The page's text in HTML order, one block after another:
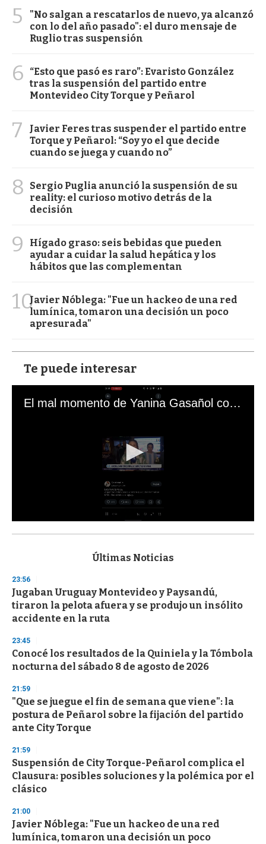
5
"No salgan a rescatarlos de nuevo, ya alcanzó
con lo del año pasado": el duro mensaje de
Ruglio tras suspensión
6
“Esto que pasó es raro”: Evaristo González
tras la suspensión del partido entre
Montevideo City Torque y Peñarol
7
Javier Feres tras suspender el partido entre
Torque y Peñarol: “Soy yo el que decide
cuando se juega y cuando no”
8
Sergio Puglia anunció la suspensión de su
reality: el curioso motivo detrás de la
decisión
9
Hígado graso: seis bebidas que pueden
ayudar a cuidar la salud hepática y los
hábitos que las complementan
10Javier Nóblega: "Fue un hackeo de una red
lumínica, tomaron una decisión un poco
apresurada"
Te puede interesar
El mal momento de Yanina Gasañol con un hincha argentino en "Subrayado"
s
d
s
o
f
3
s
e
c
o
d
s
Últimas Noticias
23:56
Jugaban Uruguay Montevideo y Paysandú,
tiraron la pelota afuera y se produjo un insólito
accidente en la ruta
23:45
Conocé los resultados de la Quiniela y la Tómbola
nocturna del sábado 8 de agosto de 2026
21:59
"Que se juegue el fin de semana que viene": la
postura de Peñarol sobre la fijación del partido
ante City Torque
21:59
Suspensión de City Torque-Peñarol complica el
Clausura: posibles soluciones y la polémica por el
clásico
21:00
Javier Nóblega: "Fue un hackeo de una red
lumínica, tomaron una decisión un poco